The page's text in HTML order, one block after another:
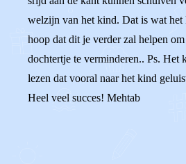
welzijn van het kind. Dat is wat
hoop dat dit je verder zal helpen
dochtertje te verminderen.. Ps. Het
lezen dat vooral naar het kind
Heel veel succes! Mehtab